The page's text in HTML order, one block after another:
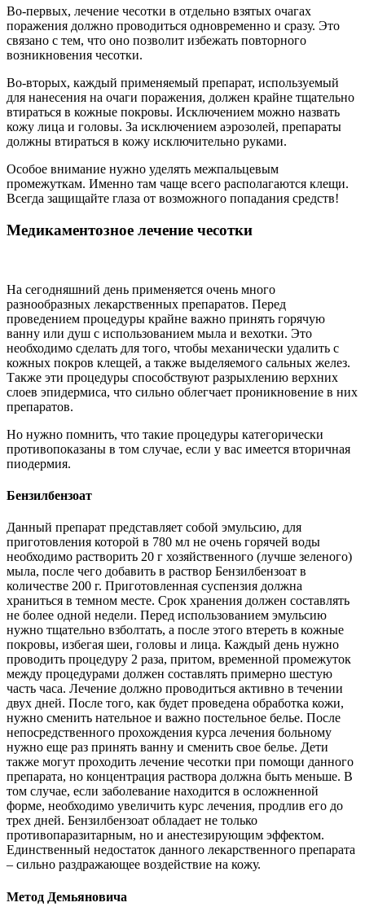
Во-первых, лечение чесотки в отдельно взятых очагах
поражения должно проводиться одновременно и сразу. Это
связано с тем, что оно позволит избежать повторного
возникновения чесотки.
Во-вторых, каждый применяемый препарат, используемый
для нанесения на очаги поражения, должен крайне тщательно
втираться в кожные покровы. Исключением можно назвать
кожу лица и головы. За исключением аэрозолей, препараты
должны втираться в кожу исключительно руками.
Особое внимание нужно уделять межпальцевым
промежуткам. Именно там чаще всего располагаются клещи.
Всегда защищайте глаза от возможного попадания средств!
Медикаментозное лечение чесотки
На сегодняшний день применяется очень много
разнообразных лекарственных препаратов. Перед
проведением процедуры крайне важно принять горячую
ванну или душ с использованием мыла и вехотки. Это
необходимо сделать для того, чтобы механически удалить с
кожных покров клещей, а также выделяемого сальных желез.
Также эти процедуры способствуют разрыхлению верхних
слоев эпидермиса, что сильно облегчает проникновение в них
препаратов.
Но нужно помнить, что такие процедуры категорически
противопоказаны в том случае, если у вас имеется вторичная
пиодермия.
Бензилбензоат
Данный препарат представляет собой эмульсию, для
приготовления которой в 780 мл не очень горячей воды
необходимо растворить 20 г хозяйственного (лучше зеленого)
мыла, после чего добавить в раствор Бензилбензоат в
количестве 200 г. Приготовленная суспензия должна
храниться в темном месте. Срок хранения должен составлять
не более одной недели. Перед использованием эмульсию
нужно тщательно взболтать, а после этого втереть в кожные
покровы, избегая шеи, головы и лица. Каждый день нужно
проводить процедуру 2 раза, притом, временной промежуток
между процедурами должен составлять примерно шестую
часть часа. Лечение должно проводиться активно в течении
двух дней. После того, как будет проведена обработка кожи,
нужно сменить нательное и важно постельное белье. После
непосредственного прохождения курса лечения больному
нужно еще раз принять ванну и сменить свое белье. Дети
также могут проходить лечение чесотки при помощи данного
препарата, но концентрация раствора должна быть меньше. В
том случае, если заболевание находится в осложненной
форме, необходимо увеличить курс лечения, продлив его до
трех дней. Бензилбензоат обладает не только
противопаразитарным, но и анестезирующим эффектом.
Единственный недостаток данного лекарственного препарата
– сильно раздражающее воздействие на кожу.
Метод Демьяновича